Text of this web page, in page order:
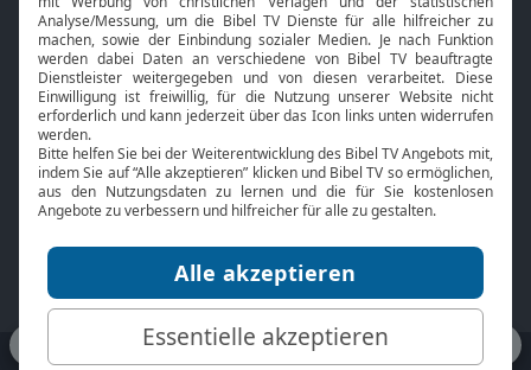
Nächster Gottesdienst
Bibel TV
Über uns
Jobs
Mediadaten
Service
Kontakt
TV-Empfang
bibeltv.de: Impressum Datenschutz